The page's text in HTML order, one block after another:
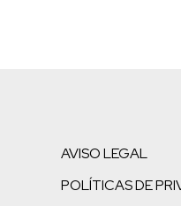
AVISO LEGAL
POLÍTICAS DE